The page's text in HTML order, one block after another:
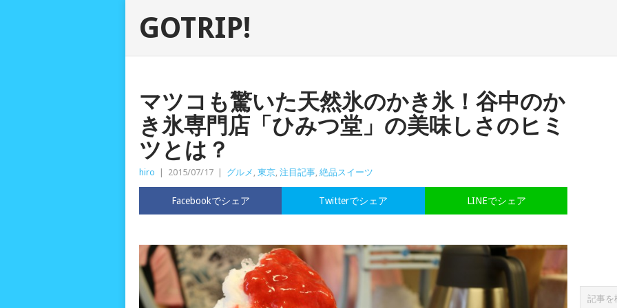
GOTRIP!
マツコも驚いた天然氷のかき氷！谷中のか
き氷専門店「ひみつ堂」の美味しさのヒミ
ツとは？
hiro 2015/07/17 グルメ , 東京, 注目記事, 絶品スイーツ
Facebookでシェア LINEでシェア
Twitterでシェア